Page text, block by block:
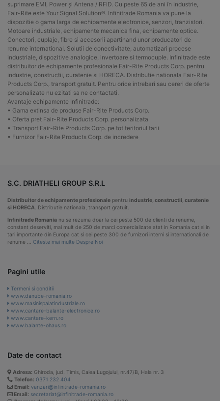
suprimare EMI, Power și Antena / RFID. Cu peste 65 de ani în industrie,
Fair-Rite este Your Signal Solution®. Infinitrade Romania va pune la
dispozitie o gama larga de echipamente electronice, senzori, tranzistori.
Motoare industriale, echipamente mecanica fina, echipamente optice.
Conectori, cuplaje, fibre si accesorii apartinand unor producatori de
renume international. Solutii de conectivitate, automatizari procese
industriale, dispozitive analogice, invertoare si termocuple. Infinitrade este
distribuitor de echipamente profesionale Fair-Rite Products Corp. pentru
industrie, constructii, curatenie si HORECA. Distributie nationala Fair-Rite
Products Corp., transport gratuit. Pentru orice intrebari sau cereri de oferte
personalizate nu ezitati sa ne contactati.
Avantaje echipamente Infinitrade:
• Gama extinsa de produse Fair-Rite Products Corp.
• Oferta pret Fair-Rite Products Corp. personalizata
• Transport Fair-Rite Products Corp. pe tot teritoriul tarii
• Furnizor Fair-Rite Products Corp. de incredere
S.C. DRIATHELI GROUP S.R.L
Distribuitor de echipamente profesionale pentru industrie, constructii, curatenie
si HORECA. Distributie nationala, transport gratuit.
Infinitrade Romania nu se rezuma doar la cei peste 500 de clienti de renume,
constant deserviti, mai mult de 250 de marci comercializate atat in Romania cat si in
tari importante din Europa cat si cei peste 300 de furnizori interni si internationali de
renume … Citeste mai multe Despre Noi
Pagini utile
Termeni si conditii
www.danube-romania.ro
www.masinispalatindustriale.ro
www.cantare-balante-electronice.ro
www.cantare-kern.ro
www.balante-ohaus.ro
Date de contact
Adresa: Ghiroda, jud. Timis, Calea Lugojului, nr.47/B, Hala nr. 3
Telefon: 0371 232 404
Email: vanzari@infinitrade-romania.ro
Email: secretariat@infinitrade-romania.ro